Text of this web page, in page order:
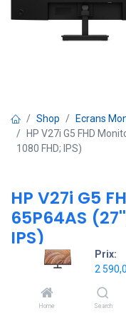
Prix:
2
Home Search
Shop
Ecrans
HP V27i G5 FHD
1080 FHD; IPS)
HP V27i G5
65P64AS
IPS)
(0 avis)
- Connecteurs d’entrée:
- Résolution native: FULL